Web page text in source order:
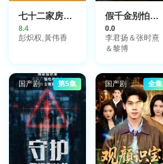
七十二家房客第十四部粤语
8.4
彭炽权,黃伟香
假千金别怕，哥接你回家
0.0
李君扬＆张时熹
＆黎博
国产剧 第5集 国产剧 全集